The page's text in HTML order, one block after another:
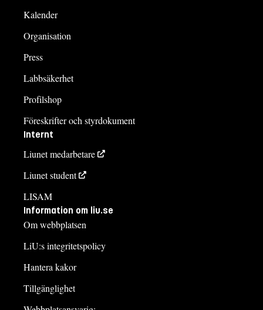
Kalender
Organisation
Press
Labbsäkerhet
Profilshop
Föreskrifter och styrdokument
Internt
Liunet medarbetare
Liunet student
LISAM
Information om liu.se
Om webbplatsen
LiU:s integritetspolicy
Hantera kakor
Tillgänglighet